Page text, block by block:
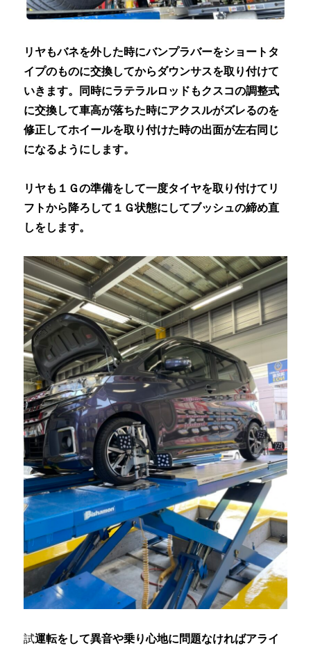
リヤもバネを外した時にバンプラバーをショートタ
イプのものに交換してからダウンサスを取り付けて
いきます。同時にラテラルロッドもクスコの調整式
に交換して車高が落ちた時にアクスルがズレるのを
修正してホイールを取り付けた時の出面が左右同じ
になるようにします。
リヤも１Ｇの準備をして一度タイヤを取り付けてリ
フトから降ろして１Ｇ状態にしてブッシュの締め直
しをします。
試運転をして異音や乗り心地に問題なければアライ